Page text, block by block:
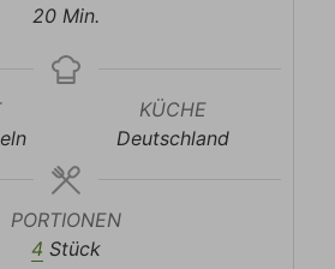
20Minuten
Min.
KÜCHE
Deutschland
PORTIONEN
4 Stück